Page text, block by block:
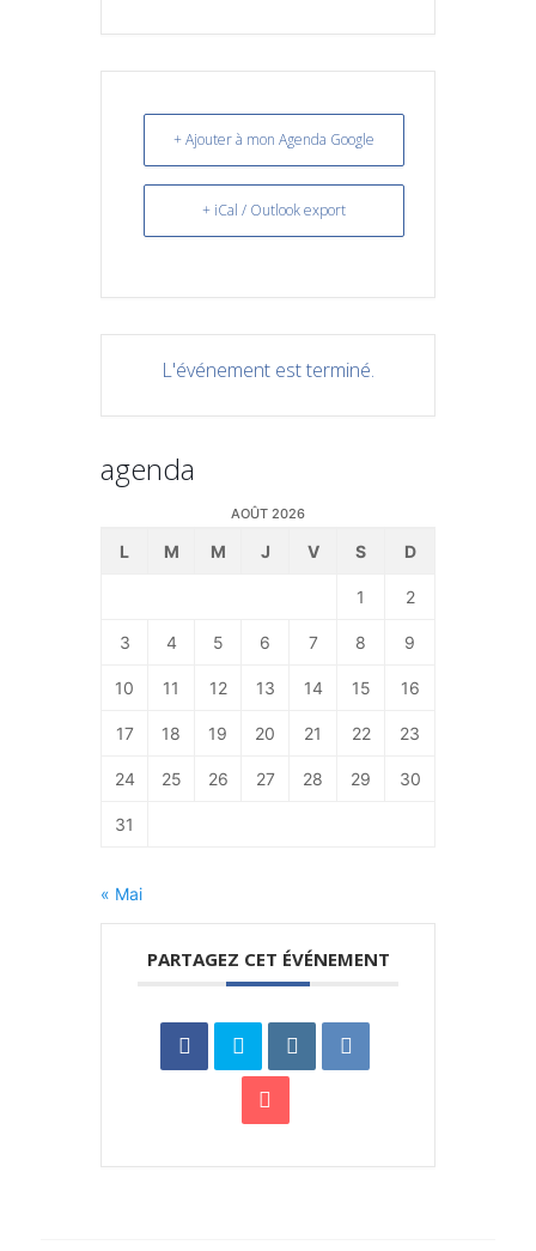
+ Ajouter à mon Agenda Google
+ iCal / Outlook export
L'événement est terminé.
agenda
AOÛT 2026
L M M J V S D
1 2
3 4 5 6 7 8 9
10 11 12 13 14 15 16
17 18 19 20 21 22 23
24 25 26 27 28 29 30
31
« Mai
PARTAGEZ CET ÉVÉNEMENT